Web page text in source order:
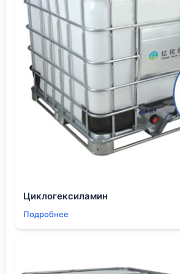
вопросы логистики, стабильности
возможности получить
Если ты работаешь над проектом,
производству медицинского
сертификация материала и
партий — это must-have. Не
поставщик готова предоставить
документов вплоть до
Тот факт, что уООО Шэньян Ихуа
маркетинговая сеть охватывает
говорит о налаженных
застрянет на таможне на месяцы.
широкий охват часто означает
что тоже упрощает жизнь.
Циклогексиламин
Подробнее